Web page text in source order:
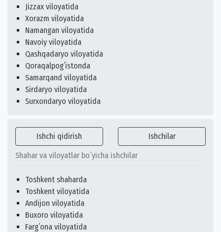
Jizzax viloyatida
Xorazm viloyatida
Namangan viloyatida
Navoiy viloyatida
Qashqadaryo viloyatida
Qoraqalpogʻistonda
Samarqand viloyatida
Sirdaryo viloyatida
Surxondaryo viloyatida
Ishchi qidirish Ishchilar
Shahar va viloyatlar bo`yicha ishchilar
Toshkent shaharda
Toshkent viloyatida
Andijon viloyatida
Buxoro viloyatida
Fargʻona viloyatida